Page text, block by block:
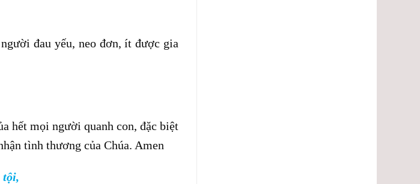
đau yếu, neo đơn, ít được gia
hết mọi người quanh con, đặc biệt
tình thương của Chúa. Amen
tội,